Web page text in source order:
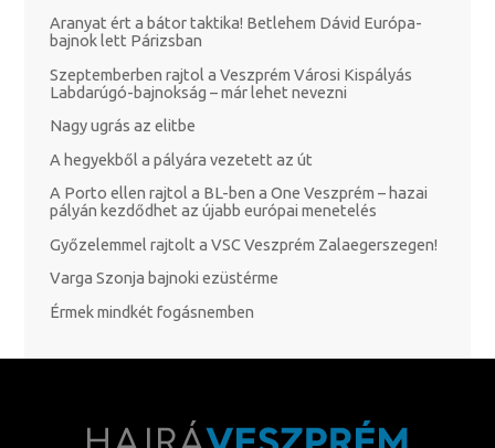
Aranyat ért a bátor taktika! Betlehem Dávid Európa-
bajnok lett Párizsban
Szeptemberben rajtol a Veszprém Városi Kispályás
Labdarúgó-bajnokság – már lehet nevezni
Nagy ugrás az elitbe
A hegyekből a pályára vezetett az út
A Porto ellen rajtol a BL-ben a One Veszprém – hazai
pályán kezdődhet az újabb európai menetelés
Győzelemmel rajtolt a VSC Veszprém Zalaegerszegen!
Varga Szonja bajnoki ezüstérme
Érmek mindkét fogásnemben